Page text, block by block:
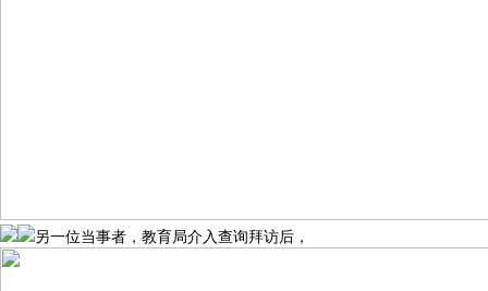
另一位当事者，教育局介入查询拜访后，